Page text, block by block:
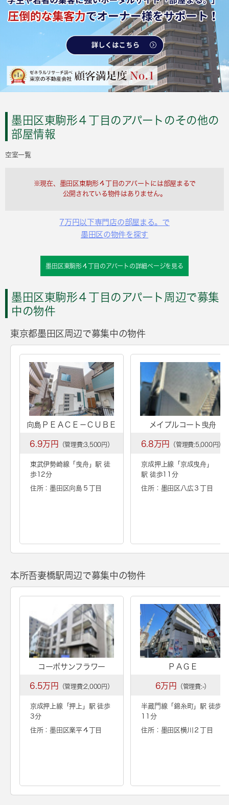
墨田区東駒形４丁目のアパートのその他の
部屋情報
空室一覧
※現在、墨田区東駒形４丁目のアパートには部屋まるで
公開されている物件はありません。
7万円以下専門店の部屋まる。で
墨田区の物件を探す
墨田区東駒形４丁目のアパートの詳細ページを見る
墨田区東駒形４丁目のアパート周辺で募集
中の物件
東京都墨田区周辺で募集中の物件
向島ＰＥＡＣＥ－ＣＵＢＥ
6.9万円 （管理費:3,500円）
東武伊勢崎線「 曳舟」駅 徒
歩12分
住所：墨田区向島５丁目
メイプルコート曳舟
6.8万円 （管理費:5,000円）
京成押上線「 京成曳舟」
駅 徒歩11分
住所：墨田区八広３丁目
本所吾妻橋駅周辺で募集中の物件
コーポサンフラワー
6.5万円 （管理費:2,000円）
京成押上線「押上 」駅 徒歩
3分
住所：墨田区業平４丁目
ＰＡＧＥ
6万円 （管理費:-）
半蔵門線「錦糸町」駅 徒歩
11分
住所：墨田区横川２丁目